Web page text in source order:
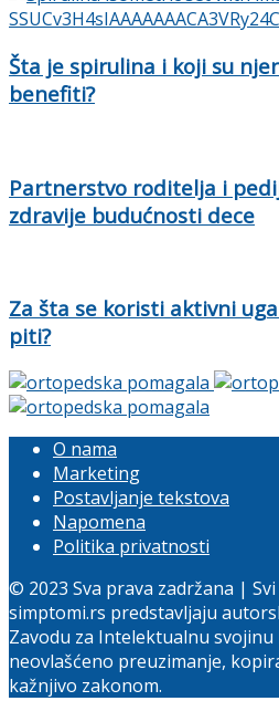
Šta je spirulina i koji su
benefiti?
Partnerstvo roditelja i
zdravije budućnosti dece
Za šta se koristi aktivni
piti?
O nama
Marketing
Postavljanje tekstova
Napomena
Politika privatnosti
© 2023 Sva prava zadržana |
simptomi.rs predstavljaju
Zavodu za Intelektualnu svojinu
neovlašćeno preuzimanje,
kažnjivo zakonom.